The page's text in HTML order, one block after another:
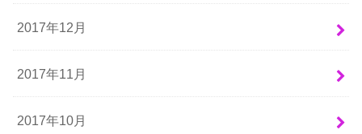
2017年12月
2017年11月
2017年10月